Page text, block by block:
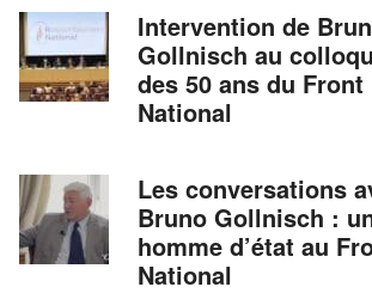
Intervention de
Gollnisch au
des 50 ans du Front
National
Les conversations
Bruno Gollnisch :
homme d’état au
National